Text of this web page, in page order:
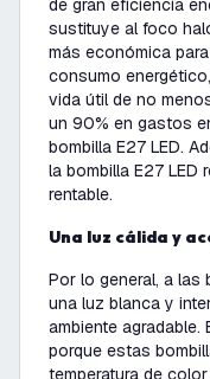
de gran eficiencia
sustituye al foco
más económica
consumo
vida útil de no
un 90% en gastos
bombilla E27 LED.
la bombilla E27 LED
rentable.
Una luz cálida y
Por lo general, a las
una luz blanca y
ambiente
porque estas
temperatura de